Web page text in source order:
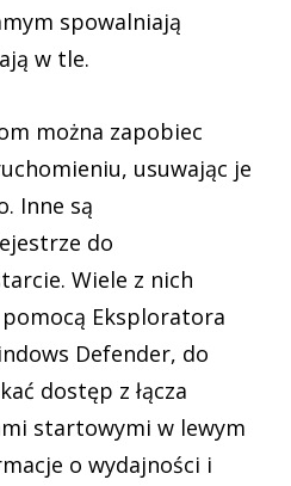
spowalniają
w tle.
można zapobiec
usuwając je
Inne są
do
Wiele z nich
Eksploratora
Defender, do
dostęp z łącza
startowymi w lewym
o wydajności i